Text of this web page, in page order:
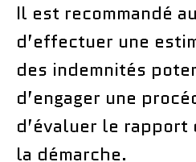
Il est recommandé
d’effectuer une
des indemnités
d’engager une
d’évaluer le
la démarche.